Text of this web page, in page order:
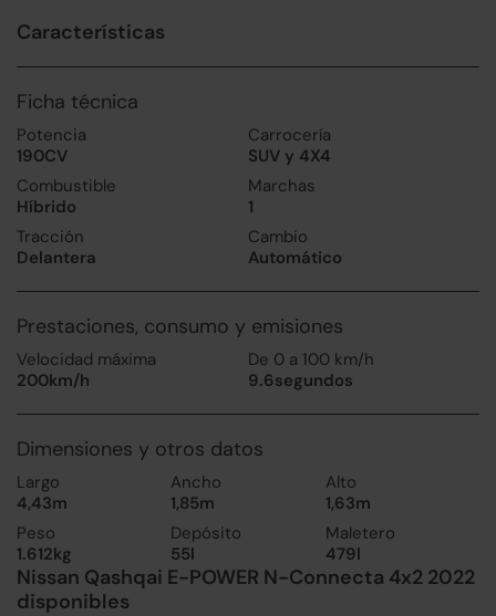
Características
Ficha técnica
Potencia
190CV
Carrocería
SUV y 4X4
Combustible
Híbrido
Marchas
1
Tracción
Delantera
Cambio
Automático
Prestaciones, consumo y emisiones
Velocidad máxima
200km/h
De 0 a 100 km/h
9.6segundos
Dimensiones y otros datos
Largo
4,43m
Ancho
1,85m
Alto
1,63m
Peso
1.612kg
Depósito
55l
Maletero
479l
Nissan Qashqai E-POWER N-Connecta 4x2 2022
disponibles